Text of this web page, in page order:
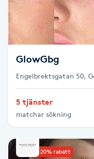
Fransk manikyr
Fransrengöring
Frekvensterapi
Friskvård
Friskvårdsmassage
Frisör
GlowGbg
Engelbrektsgatan 50,
5 tjänster
matchar sökning
Upp till 20% rabatt